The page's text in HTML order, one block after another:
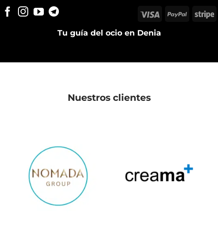
Tu guía del ocio en Denia
Visa PayPal
Nuestros clientes